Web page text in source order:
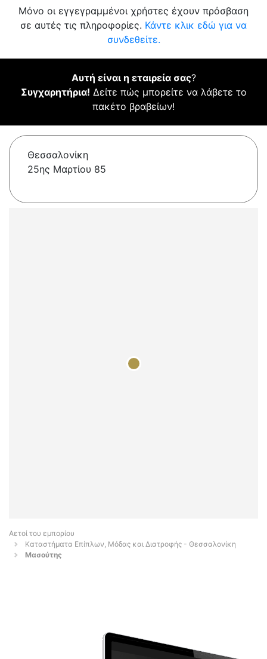
Μόνο οι εγγεγραμμένοι χρήστες έχουν πρόσβαση
σε αυτές τις πληροφορίες. Κάντε κλικ εδώ για να
συνδεθείτε.
Αυτή είναι η εταιρεία σας?
Συγχαρητήρια! Δείτε πώς μπορείτε να λάβετε το
πακέτο βραβείων!
Θεσσαλονίκη
25ης Μαρτίου 85
Αετοί του εμπορίου
Καταστήματα Επίπλων, Μόδας και Διατροφής - Θεσσαλονίκη
Μασούτης